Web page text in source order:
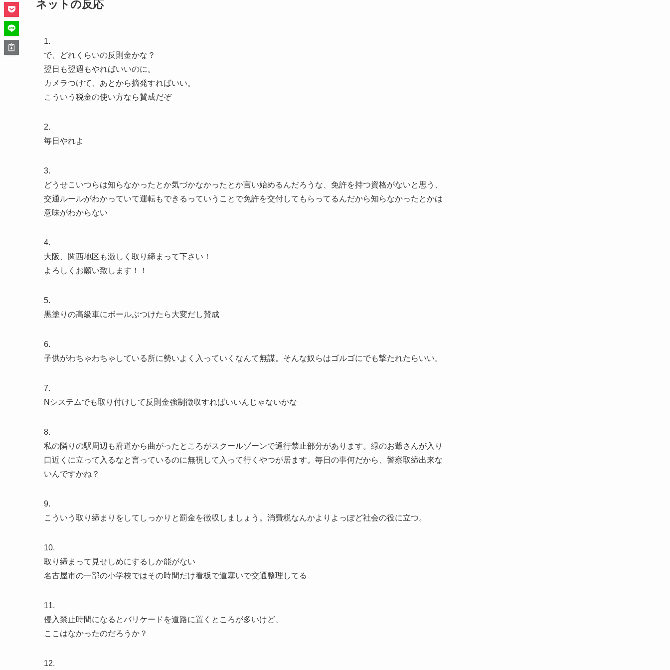
ネットの反応
1.
で、どれくらいの反則金かな？
翌日も翌週もやればいいのに。
カメラつけて、あとから摘発すればいい。
こういう税金の使い方なら賛成だぞ
2.
毎日やれよ
3.
どうせこいつらは知らなかったとか気づかなかったとか言い始めるんだろうな、免許を持つ資格がないと思う、
交通ルールがわかっていて運転もできるっていうことで免許を交付してもらってるんだから知らなかったとかは
意味がわからない
4.
大阪、関西地区も激しく取り締まって下さい！
よろしくお願い致します！！
5.
黒塗りの高級車にボールぶつけたら大変だし賛成
6.
子供がわちゃわちゃしている所に勢いよく入っていくなんて無謀。そんな奴らはゴルゴにでも撃たれたらいい。
7.
Nシステムでも取り付けして反則金強制徴収すればいいんじゃないかな
8.
私の隣りの駅周辺も府道から曲がったところがスクールゾーンで通行禁止部分があります。緑のお爺さんが入り
口近くに立って入るなと言っているのに無視して入って行くやつが居ます。毎日の事何だから、警察取締出来な
いんですかね？
9.
こういう取り締まりをしてしっかりと罰金を徴収しましょう。消費税なんかよりよっぽど社会の役に立つ。
10.
取り締まって見せしめにするしか能がない
名古屋市の一部の小学校ではその時間だけ看板で道塞いで交通整理してる
11.
侵入禁止時間になるとバリケードを道路に置くところが多いけど、
ここはなかったのだろうか？
12.